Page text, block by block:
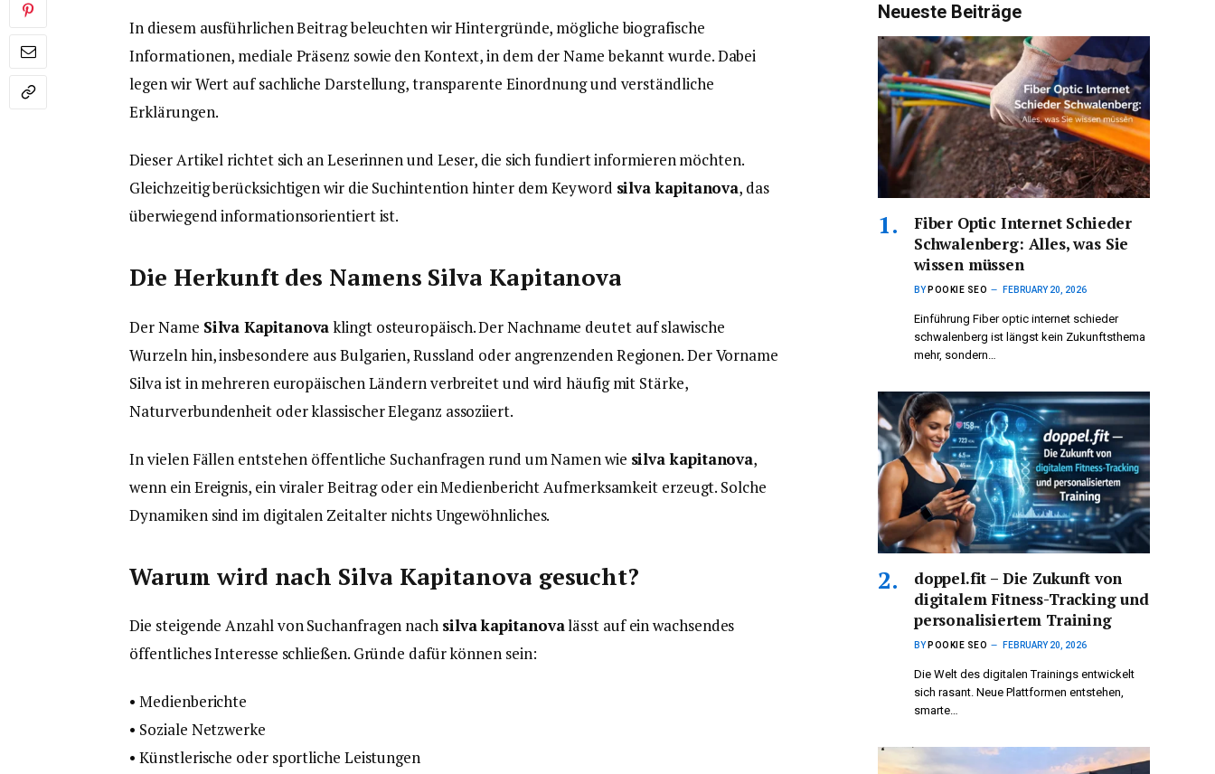
In diesem ausführlichen Beitrag beleuchten wir Hintergründe, mögliche biografische
Informationen, mediale Präsenz sowie den Kontext, in dem der Name bekannt wurde. Dabei
legen wir Wert auf sachliche Darstellung, transparente Einordnung und verständliche
Erklärungen.
Dieser Artikel richtet sich an Leserinnen und Leser, die sich fundiert informieren möchten.
Gleichzeitig berücksichtigen wir die Suchintention hinter dem Keyword silva kapitanova, das
überwiegend informationsorientiert ist.
Die Herkunft des Namens Silva Kapitanova
Der Name Silva Kapitanovaklingt osteuropäisch. Der Nachname deutet auf slawische
Wurzeln hin, insbesondere aus Bulgarien, Russland oder angrenzenden Regionen. Der Vorname
Silva ist in mehreren europäischen Ländern verbreitet und wird häufig mit Stärke,
Naturverbundenheit oder klassischer Eleganz assoziiert.
In vielen Fällen entstehen öffentliche Suchanfragen rund um Namen wie silva kapitanova,
wenn ein Ereignis, ein viraler Beitrag oder ein Medienbericht Aufmerksamkeit erzeugt. Solche
Dynamiken sind im digitalen Zeitalter nichts Ungewöhnliches.
Warum wird nach Silva Kapitanova gesucht?
Die steigende Anzahl von Suchanfragen nach silva kapitanovalässt auf ein wachsendes
öffentliches Interesse schließen. Gründe dafür können sein:
• Medienberichte
• Soziale Netzwerke
• Künstlerische oder sportliche Leistungen
Neueste Beiträge
Fiber Optic Internet Schieder
Schwalenberg: Alles, was Sie
wissen müssen
BY POOKIE SEO FEBRUARY 20, 2026
Einführung Fiber optic internet schieder
schwalenberg ist längst kein Zukunftsthema
mehr, sondern…
doppel.fit – Die Zukunft von
digitalem Fitness-Tracking und
personalisiertem Training
BY POOKIE SEO FEBRUARY 20, 2026
Die Welt des digitalen Trainings entwickelt
sich rasant. Neue Plattformen entstehen,
smarte…